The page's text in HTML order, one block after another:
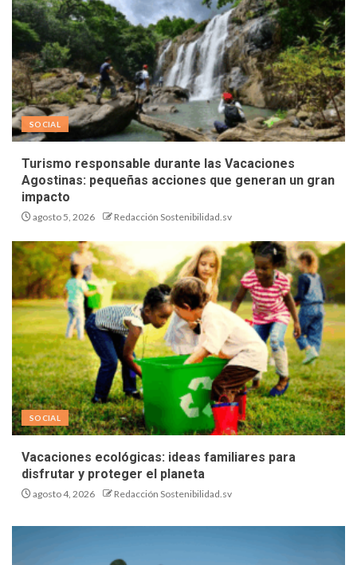
SOCIAL
Turismo responsable durante las Vacaciones
Agostinas: pequeñas acciones que generan un gran
impacto
agosto 5, 2026 Redacción Sostenibilidad.sv
SOCIAL
Vacaciones ecológicas: ideas familiares para
disfrutar y proteger el planeta
agosto 4, 2026 Redacción Sostenibilidad.sv